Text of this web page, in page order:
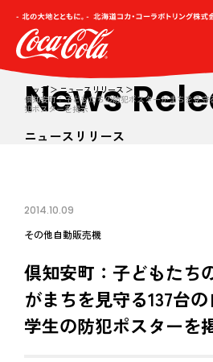
トップ
ニュースリリース
倶知安町：子どもたちの防犯ポスターがまちを見守
犯ポスターを掲示
News
ニュースリリース
2014.10.09
その他自動販売機
倶知安町：子どもたち
がまちを見守る137台
学生の防犯ポスターを